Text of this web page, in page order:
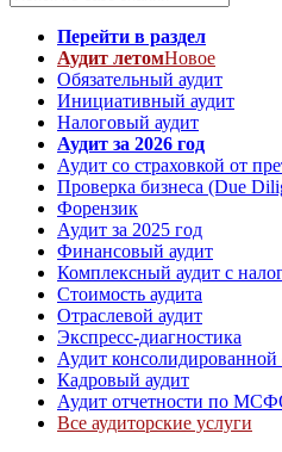
Перейти в раздел
Аудит летомНовое
Обязательный аудит
Инициативный аудит
Налоговый аудит
Аудит за 2026 год
Аудит со страховкой от
Проверка бизнеса (Due
Форензик
Аудит за 2025 год
Финансовый аудит
Комплексный аудит с
Стоимость аудита
Отраслевой аудит
Экспресс-диагностика
Аудит консолидированной
Кадровый аудит
Аудит отчетности по
Все аудиторские услуги